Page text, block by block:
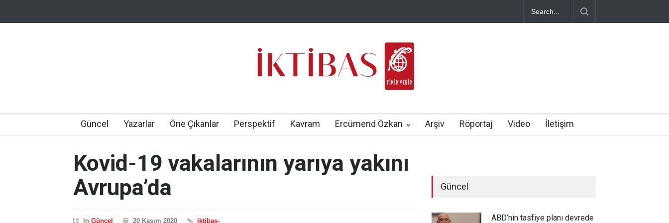
Güncel Yazarlar Öne Çıkanlar Perspektif Kavram Ercümend Özkan Arşiv Röportaj Video İletişim
Kovid-19 vakalarının yarıya yakını
Avrupa’da
In Güncel 20 Kasım 2020 iktibas-
Güncel
ABD’nin tasfiye planı devrede